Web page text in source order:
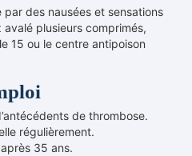
des nausées et sensations
plusieurs comprimés,
15 ou le centre antipoison
de thrombose.
régulièrement.
35 ans.